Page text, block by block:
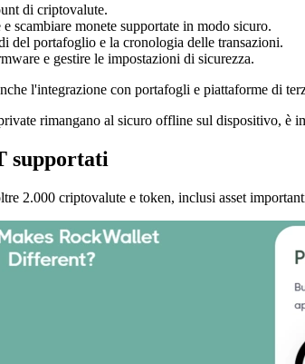
di criptovalute.
scambiare monete supportate in modo sicuro.
del portafoglio e la cronologia delle transazioni.
e gestire le impostazioni di sicurezza.
l'integrazione con portafogli e piattaforme di
rimangano al sicuro offline sul dispositivo, è
supportati
2.000 criptovalute e token, inclusi asset